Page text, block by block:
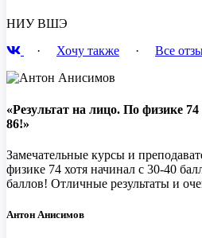
НИУ ВШЭ
· Хочу также · Все
«Результат на лицо. По физике
86!»
Замечательные курсы и
физике 74 хотя начинал с 30-40
баллов! Отличные результаты и
Антон Анисимов